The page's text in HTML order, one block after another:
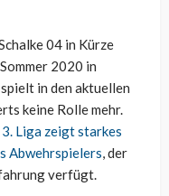
04 in Kürze
2020 in
in den aktuellen
keine Rolle mehr.
Liga zeigt starkes
Abwehrspielers, der
verfügt.